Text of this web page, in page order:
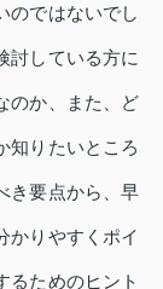
のではないでし
討している方に
のか、また、ど
知りたいところ
き要点から、早
かりやすくポイ
るためのヒント